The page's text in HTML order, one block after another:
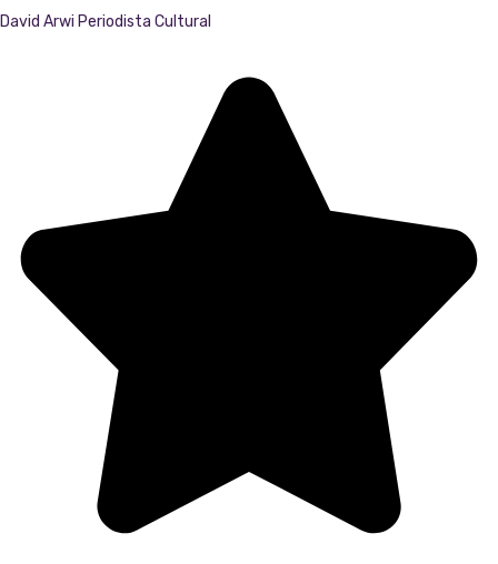
David Arwi Periodista Cultural